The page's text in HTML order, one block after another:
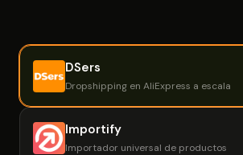
DSers
Dropshipping en AliExpress a escala
Importify
Importador universal de productos